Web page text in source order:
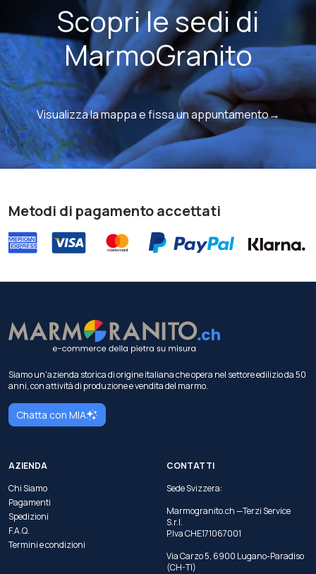
Scopri le sedi di
MarmoGranito
Visualizza la mappa e fissa un appuntamento→
Metodi di pagamento accettati
Siamo un'azienda storica di origine italiana che opera nel settore edilizio da 50
anni, con attività di produzione e vendita del marmo.
Chatta con MIA
AZIENDA
Chi Siamo
Pagamenti
Spedizioni
F.A.Q.
Termini e condizioni
CONTATTI
Sede Svizzera:
Marmogranito.ch —Terzi Service
S.r.l.
P.Iva CHE171067001
Via Carzo 5, 6900 Lugano-Paradiso
(CH-TI)